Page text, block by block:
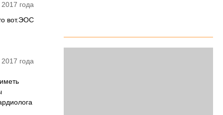
года
вот.ЭОС
года